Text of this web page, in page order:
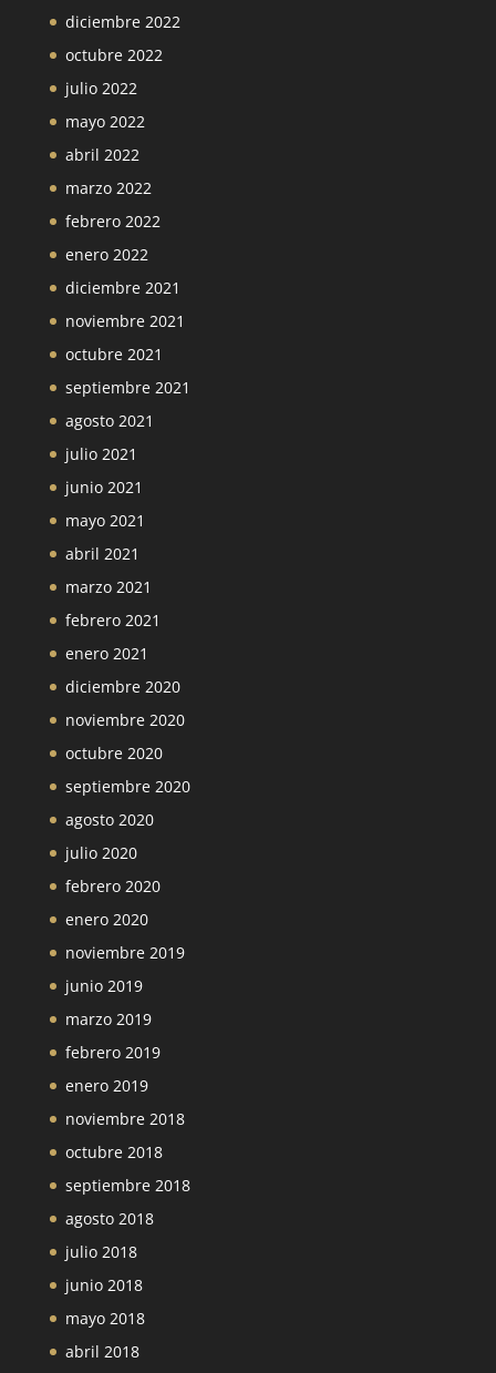
diciembre 2022
octubre 2022
julio 2022
mayo 2022
abril 2022
marzo 2022
febrero 2022
enero 2022
diciembre 2021
noviembre 2021
octubre 2021
septiembre 2021
agosto 2021
julio 2021
junio 2021
mayo 2021
abril 2021
marzo 2021
febrero 2021
enero 2021
diciembre 2020
noviembre 2020
octubre 2020
septiembre 2020
agosto 2020
julio 2020
febrero 2020
enero 2020
noviembre 2019
junio 2019
marzo 2019
febrero 2019
enero 2019
noviembre 2018
octubre 2018
septiembre 2018
agosto 2018
julio 2018
junio 2018
mayo 2018
abril 2018